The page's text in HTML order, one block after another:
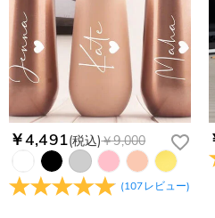
の国・地域によって送料が異
受取人様に関税が発生する場
お客様が商品受け取り後、60
す。受注生産品のため、返品
生致します。詳細は
キャンセ
さい。.
注文＆支払いについて
注文後に注文の内容を変
もし注文確認メールをご確認
したら、至急カスタマーサポー
service@drawelry.jp】までご
文番号もお送りください。
Drawelryからのメールが
Drawelryからのメールが届い
られます。原因①迷惑メールフ
策：迷惑メールフォルダに届
迷惑メールでないよう操作して
支払方法は何がありますか
お支払い方法は、クレジットカ
Paypal、ApplePay、
コンビニ前払いのお支払い
￥4,491(税込)￥9,000
(107レビュー)